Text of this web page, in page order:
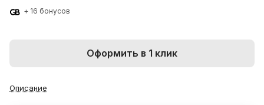
+ 16 бонусов
Оформить в 1 клик
Описание